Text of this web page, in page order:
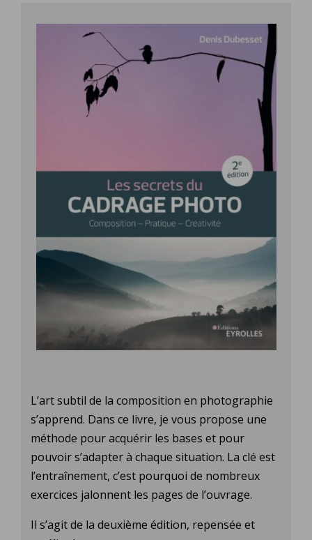
L’art subtil de la composition en photographie
s’apprend. Dans ce livre, je vous propose une
méthode pour acquérir les bases et pour
pouvoir s’adapter à chaque situation. La clé est
l’entraînement, c’est pourquoi de nombreux
exercices jalonnent les pages de l’ouvrage.
Il s’agit de la deuxième édition, repensée et